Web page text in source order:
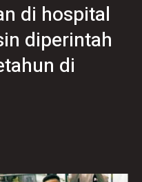
di hospital
diperintah
di